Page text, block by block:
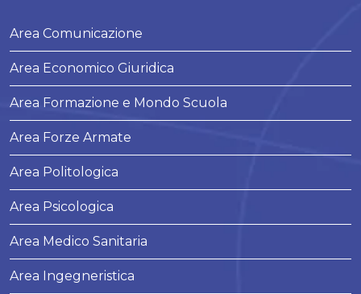
Area Comunicazione
Area Economico Giuridica
Area Formazione e Mondo Scuola
Area Forze Armate
Area Politologica
Area Psicologica
Area Medico Sanitaria
Area Ingegneristica